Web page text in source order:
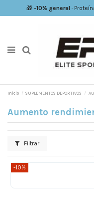
🎁 -10% general ·
Inicio SUPLEMENTOS DEPORTIVOS
Aumento
Filtrar
-10%